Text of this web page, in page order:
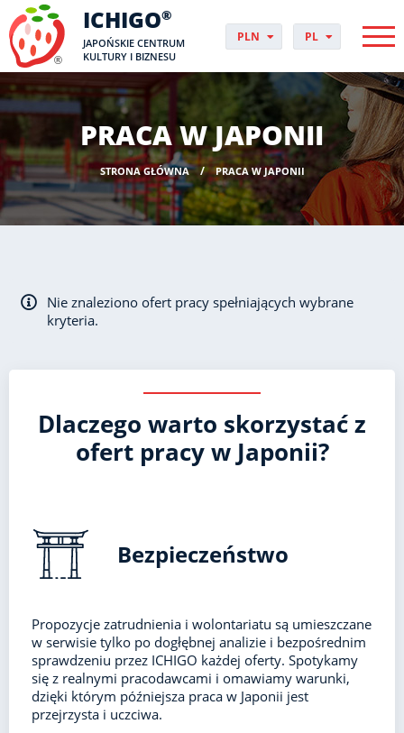
ICHIGO®
JAPOŃSKIE CENTRUM
KULTURY I BIZNESU
PLN
USD
CHF
DKK
NOK
SEK
HUF
PL
DA
DE
EN
ES
FR
HR
HU
PT
SV
PRACA W JAPONII
STRONA GŁÓWNA PRACA W JAPONII
Nie znaleziono ofert pracy spełniających wybrane
kryteria.
Dlaczego warto skorzystać z
ofert pracy w Japonii?
Bezpieczeństwo
Propozycje zatrudnienia i wolontariatu są umieszczane
w serwisie tylko po dogłębnej analizie i bezpośrednim
sprawdzeniu przez ICHIGO każdej oferty. Spotykamy
się z realnymi pracodawcami i omawiamy warunki,
dzięki którym późniejsza praca w Japonii jest
przejrzysta i uczciwa.